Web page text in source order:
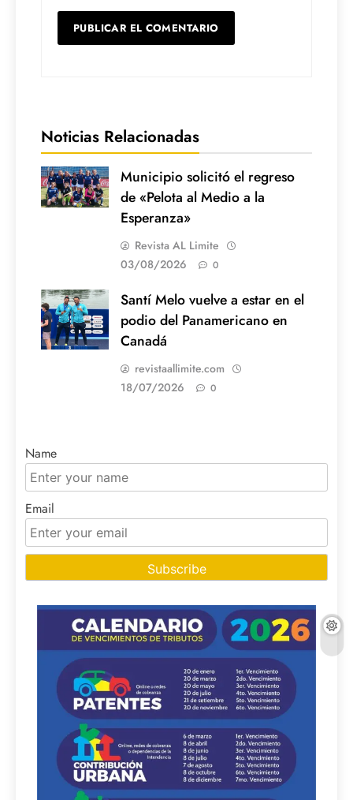
Noticias Relacionadas
Municipio solicitó el regreso
de «Pelota al Medio a la
Esperanza»
Revista AL Limite
03/08/2026
0
Santí Melo vuelve a estar en el
podio del Panamericano en
Canadá
revistaallimite.com
18/07/2026
0
Name
Email